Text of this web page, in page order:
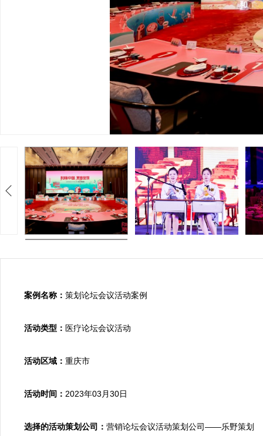
案例名称： 策划论坛会议活动案例
活动类型： 医疗论坛会议活动
活动区域： 重庆市
活动时间： 2023年03月30日
选择的活动策划公司： 营销论坛会议活动策划公司——乐野策划